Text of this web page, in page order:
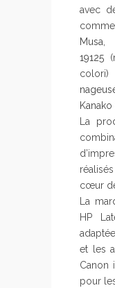
avec
Musa,
19125
La
cœur de
La
HP
et les
Canon
pour